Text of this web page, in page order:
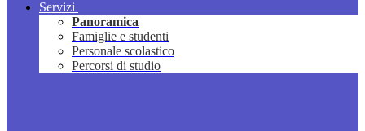
Servizi
Panoramica
Famiglie e studenti
Personale scolastico
Percorsi di studio